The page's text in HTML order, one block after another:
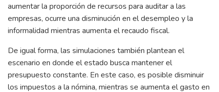
aumentar la proporción de recursos para auditar a las
empresas, ocurre una disminución en el desempleo y la
informalidad mientras aumenta el recaudo fiscal.
De igual forma, las simulaciones también plantean el
escenario en donde el estado busca mantener el
presupuesto constante. En este caso, es posible disminuir
los impuestos a la nómina, mientras se aumenta el gasto en